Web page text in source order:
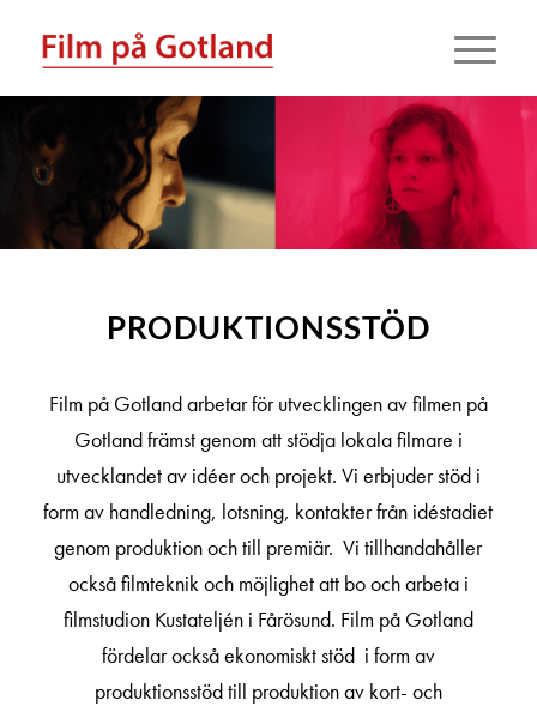
PRODUKTIONSSTÖD
Film på Gotland arbetar för utvecklingen av filmen på
Gotland främst genom att stödja lokala filmare i
utvecklandet av idéer och projekt. Vi erbjuder stöd i
form av handledning, lotsning, kontakter från idéstadiet
genom produktion och till premiär. Vi tillhandahåller
också filmteknik och möjlighet att bo och arbeta i
filmstudion Kustateljén i Fårösund. Film på Gotland
fördelar också ekonomiskt stöd i form av
produktionsstöd till produktion av kort- och